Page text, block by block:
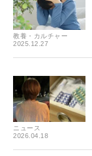
教養・カルチャー
2025.12.27
ニュース
2026.04.18